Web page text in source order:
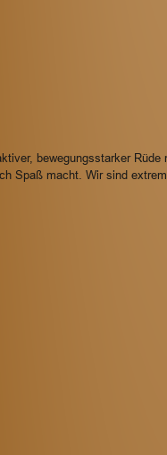
bewegungsstarker
Spaß macht. Wir sind